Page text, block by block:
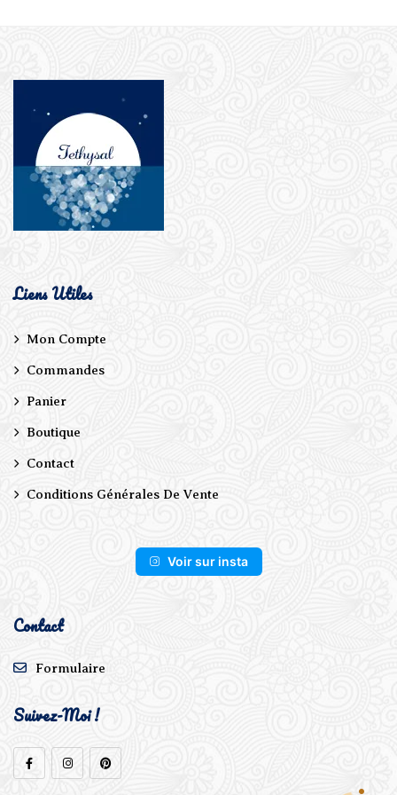
Liens Utiles
Mon Compte
Commandes
Panier
Boutique
Contact
Conditions Générales De Vente
Voir sur insta
Contact
Formulaire
Suivez-Moi !